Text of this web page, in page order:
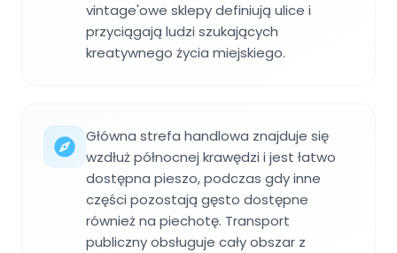
vintage'owe sklepy definiują ulice i
przyciągają ludzi szukających
kreatywnego życia miejskiego.
Główna strefa handlowa znajduje się
wzdłuż północnej krawędzi i jest łatwo
dostępna pieszo, podczas gdy inne
części pozostają gęsto dostępne
również na piechotę. Transport
publiczny obsługuje cały obszar z